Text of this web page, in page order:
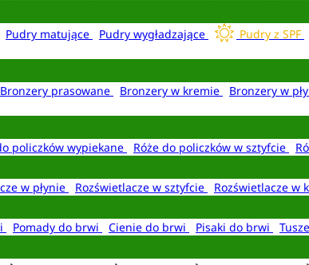
Pudry matujące Pudry wygładzające Pudry z SPF
Bronzery prasowane Bronzery w kremie Bronzery w
policzków wypiekane Róże do policzków w sztyfcie
w płynie Rozświetlacze w sztyfcie Rozświetlacze w
Pomady do brwi Cienie do brwi Pisaki do brwi